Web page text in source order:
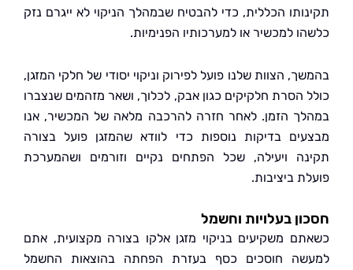
הכללית, כדי להבטיח שבמהלך הניקוי לא ייגרם נזק
למכשיר או למערכותיו הפנימיות.
הצוות שלנו פועל לפירוק וניקוי יסודי של חלקי המזגן,
הסרת חלקיקים כגון אבק, לכלוך, ושאר מזהמים שנצברו
הזמן. לאחר חזרה להרכבה מלאה של המכשיר, אנו
בדיקות נוספות כדי לוודא שהמזגן פועל בצורה
ויעילה, שכל הפתחים נקיים וזורמים ושהמערכת
ביציבות.
בעלויות וחשמל
משקיעים בניקוי מזגן אלקו בצורה מקצועית, אתם
חוסכים כסף בעזרת הפחתה בהוצאות החשמל